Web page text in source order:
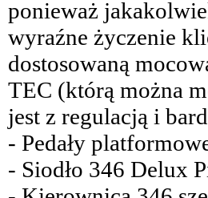
ponieważ
wyraźne życzenie
dostosowaną
TEC (którą można
jest z regulacją i
- Pedały
- Siodło 346 Delux